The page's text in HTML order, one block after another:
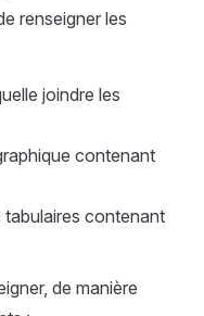
renseigner les
joindre les
contenant
contenant
de manière